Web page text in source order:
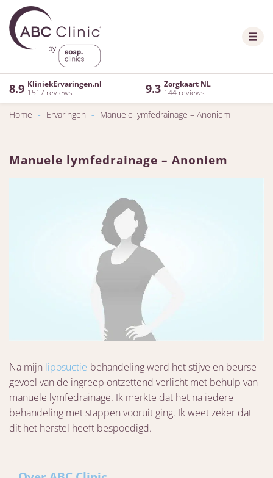
8.9 KliniekErvaringen.nl
1517 reviews
9.3 Zorgkaart NL
144 reviews
Home - Ervaringen - Manuele lymfedrainage – Anoniem
Manuele lymfedrainage – Anoniem
Na mijn liposuctie-behandeling werd het stijve en beurse
gevoel van de ingreep ontzettend verlicht met behulp van
manuele lymfedrainage. Ik merkte dat het na iedere
behandeling met stappen vooruit ging. Ik weet zeker dat
dit het herstel heeft bespoedigd.